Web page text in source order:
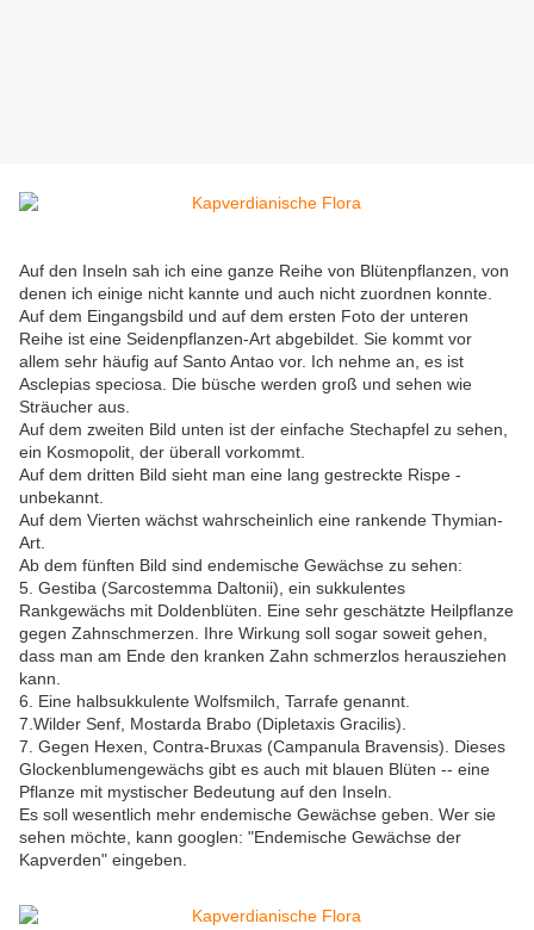
Auf den Inseln sah ich eine ganze Reihe von Blütenpflanzen, von
denen ich einige nicht kannte und auch nicht zuordnen konnte.
Auf dem Eingangsbild und auf dem ersten Foto der unteren
Reihe ist eine Seidenpflanzen-Art abgebildet. Sie kommt vor
allem sehr häufig auf Santo Antao vor. Ich nehme an, es ist
Asclepias speciosa. Die büsche werden groß und sehen wie
Sträucher aus.
Auf dem zweiten Bild unten ist der einfache Stechapfel zu sehen,
ein Kosmopolit, der überall vorkommt.
Auf dem dritten Bild sieht man eine lang gestreckte Rispe -
unbekannt.
Auf dem Vierten wächst wahrscheinlich eine rankende Thymian-
Art.
Ab dem fünften Bild sind endemische Gewächse zu sehen:
5. Gestiba (Sarcostemma Daltonii), ein sukkulentes
Rankgewächs mit Doldenblüten. Eine sehr geschätzte Heilpflanze
gegen Zahnschmerzen. Ihre Wirkung soll sogar soweit gehen,
dass man am Ende den kranken Zahn schmerzlos herausziehen
kann.
6. Eine halbsukkulente Wolfsmilch, Tarrafe genannt.
7.Wilder Senf, Mostarda Brabo (Dipletaxis Gracilis).
7. Gegen Hexen, Contra-Bruxas (Campanula Bravensis). Dieses
Glockenblumengewächs gibt es auch mit blauen Blüten -- eine
Pflanze mit mystischer Bedeutung auf den Inseln.
Es soll wesentlich mehr endemische Gewächse geben. Wer sie
sehen möchte, kann googlen: "Endemische Gewächse der
Kapverden" eingeben.